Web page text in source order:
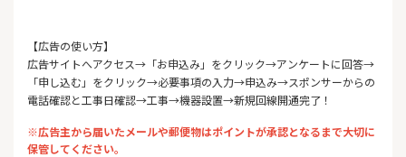
【広告の使い方】
広告サイトへアクセス→「お申込み」をクリック→アンケートに回答→
「申し込む」をクリック→必要事項の入力→申込み→スポンサーからの
電話確認と工事日確認→工事→機器設置→新規回線開通完了！
※広告主から届いたメールや郵便物はポイントが承認となるまで大切に
保管してください。